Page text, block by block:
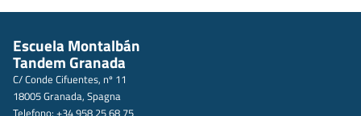
Escuela Montalbán
Tandem Granada
C/ Conde Cifuentes, nº 11
18005 Granada, Spagna